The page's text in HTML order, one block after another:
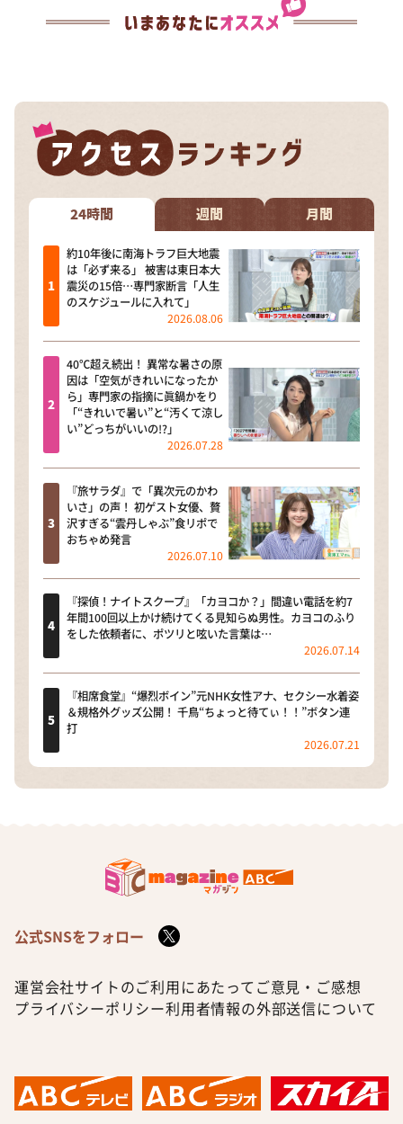
24時間 週間 月間
約10年後に南海トラフ巨大地震
は「必ず来る」 被害は東日本大
震災の15倍…専門家断言「人生
のスケジュールに入れて」
2026.08.06
40℃超え続出！ 異常な暑さの原
因は「空気がきれいになったか
ら」専門家の指摘に眞鍋かをり
「“きれいで暑い”と“汚くて涼し
い”どっちがいいの!?」
2026.07.28
『旅サラダ』で「異次元のかわ
いさ」の声！ 初ゲスト女優、贅
沢すぎる“雲丹しゃぶ”食リポで
おちゃめ発言
2026.07.10
『探偵！ナイトスクープ』「カヨコか？」間違い電話を約7
年間100回以上かけ続けてくる見知らぬ男性。カヨコのふり
をした依頼者に、ポツリと呟いた言葉は…
2026.07.14
『相席食堂』“爆烈ボイン”元NHK女性アナ、セクシー水着姿
＆規格外グッズ公開！ 千鳥“ちょっと待てぃ！！”ボタン連
打
2026.07.21
公式SNSをフォロー
運営会社サイトのご利用にあたって ご意見・ご感想
プライバシーポリシー利用者情報の外部送信について